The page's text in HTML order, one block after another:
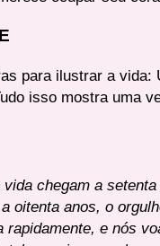
para ilustrar a vida:
isso mostra uma
chegam a
oitenta anos, o
rapidamente, e nós